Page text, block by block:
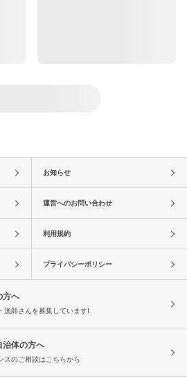
お知らせ
運営へのお問い合わせ
利用規約
プライバシーポリシー
方へ
漁師さんを募集しています!
治体の方へ
スのご相談はこちらから